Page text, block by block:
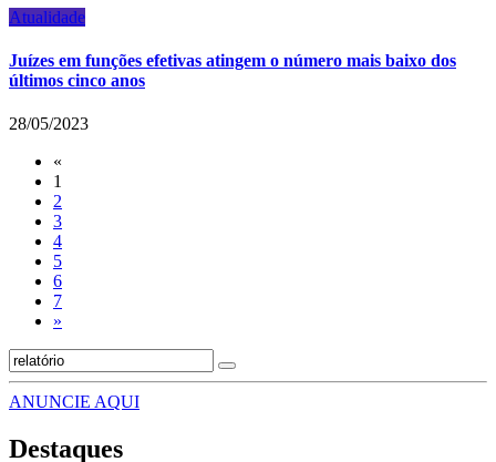
Atualidade
Juízes em funções efetivas atingem o número mais baixo dos
últimos cinco anos
28/05/2023
«
1
2
3
4
5
6
7
»
ANUNCIE AQUI
Destaques